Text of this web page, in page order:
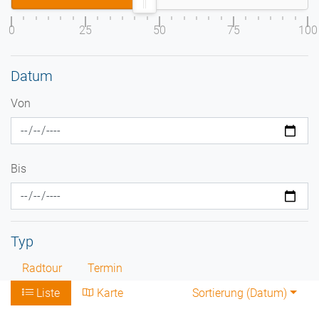
0 25 50 75 100
Datum
Von
Bis
Typ
Radtour
Termin
Liste
Karte Sortierung (Datum)